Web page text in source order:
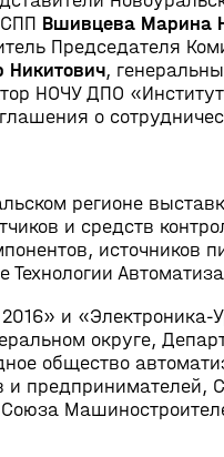
Вшивцева Марина
Председателя
Никитович,
НОЧУ ДПО
о
регионе
и средств
источников
и «Электроника-
округе,
общество
предпринимателей,